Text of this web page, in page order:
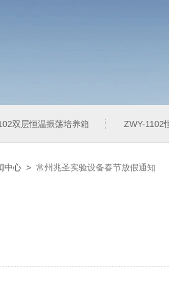
双层恒温振荡培养箱 ZWY-1102
中心 > 常州兆圣实验设备春节放假通知